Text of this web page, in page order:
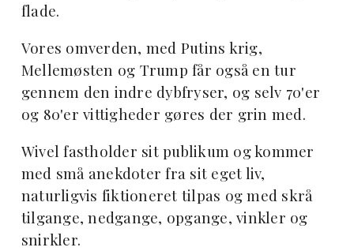
flade.
Vores omverden, med Putins krig,
Mellemøsten og Trump får også en tur
gennem den indre dybfryser, og selv 70'er
og 80'er vittigheder gøres der grin med.
Wivel fastholder sit publikum og kommer
med små anekdoter fra sit eget liv,
naturligvis fiktioneret tilpas og med skrå
tilgange, nedgange, opgange, vinkler og
snirkler.